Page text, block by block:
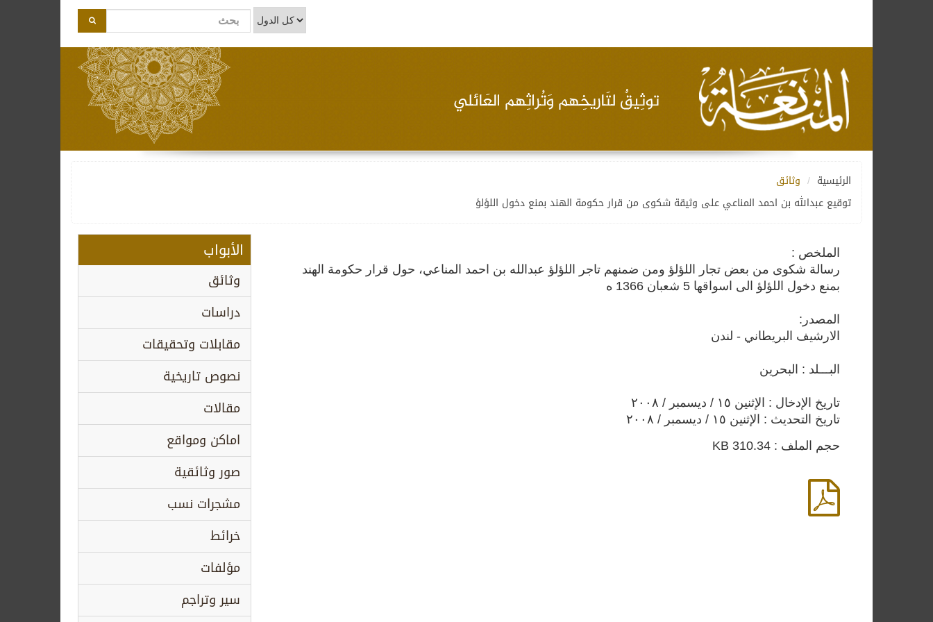
الأبواب
وثائق
دراسات
مقابلات وتحقيقات
نصوص تاريخية
مقالات
اماكن ومواقع
صور وثائقية
مشجرات نسب
خرائط
مؤلفات
سير وتراجم
الرئيسية
وثائق
توقيع عبدالله بن احمد المناعي على وثيقة شكوى من قرار حكومة الهند بمنع دخول اللؤلؤ
الملخص :
رسالة شكوى من بعض تجار اللؤلؤ ومن ضمنهم تاجر اللؤلؤ عبدالله بن احمد المناعي، حول قرار حكومة الهند
بمنع دخول اللؤلؤ الى اسواقها 5 شعبان 1366 ه
المصدر:
الارشيف البريطاني - لندن
البـــلد : البحرين
تاريخ الإدخال : الإثنين ١٥ / ديسمبر / ٢٠٠٨
تاريخ التحديث : الإثنين ١٥ / ديسمبر / ٢٠٠٨
حجم الملف : 310.34 KB